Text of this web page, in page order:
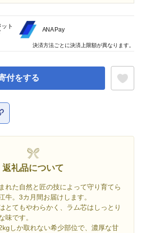
付をする
返礼品について
れた自然と匠の技によって守り育てら
牛。3カ月間お届けします。
とてもやわらかく、ラム芯はしっとり
味です。
しか取れない希少部位で、濃厚な甘
ト
ANA Pay
決済方法ごとに決済上限額が異なります。